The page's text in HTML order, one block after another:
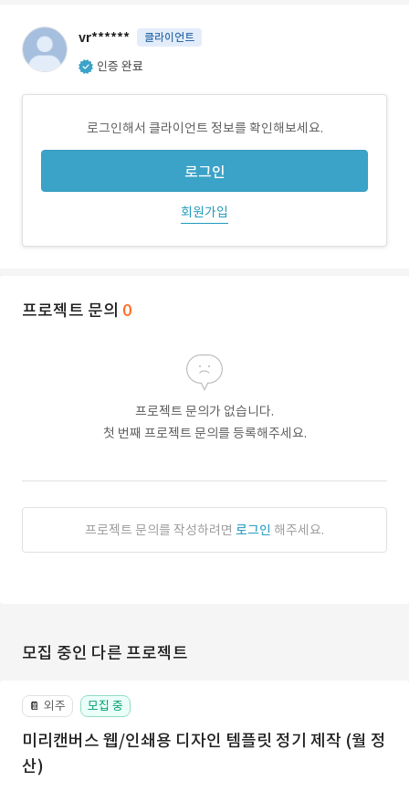
vr****** 클라이언트
인증 완료
로그인해서 클라이언트 정보를 확인해보세요.
로그인
회원가입
프로젝트 문의 0
프로젝트 문의가 없습니다.
첫 번째 프로젝트 문의를 등록해주세요.
프로젝트 문의를 작성하려면 로그인 해주세요.
모집 중인 다른 프로젝트
📔 외주 모집 중
미리캔버스 웹/인쇄용 디자인 템플릿 정기 제작 (월 정
산)